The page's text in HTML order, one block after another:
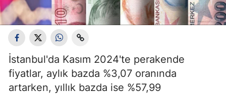
İstanbul'da Kasım 2024'te perakende
fiyatlar, aylık bazda %3,07 oranında
artarken, yıllık bazda ise %57,99